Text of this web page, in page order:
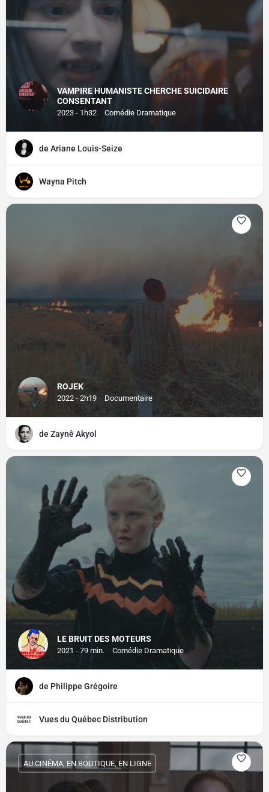
VAMPIRE HUMANISTE CHERCHE SUICIDAIRE
CONSENTANT
2023 - 1h32 Comédie Dramatique
de Ariane Louis-Seize
Wayna Pitch
ROJEK
2022 - 2h19 Documentaire
de Zaynê Akyol
LE BRUIT DES MOTEURS
2021 - 79 min. Comédie Dramatique
de Philippe Grégoire
Vues du Québec Distribution
AU CINÉMA, EN BOUTIQUE, EN LIGNE